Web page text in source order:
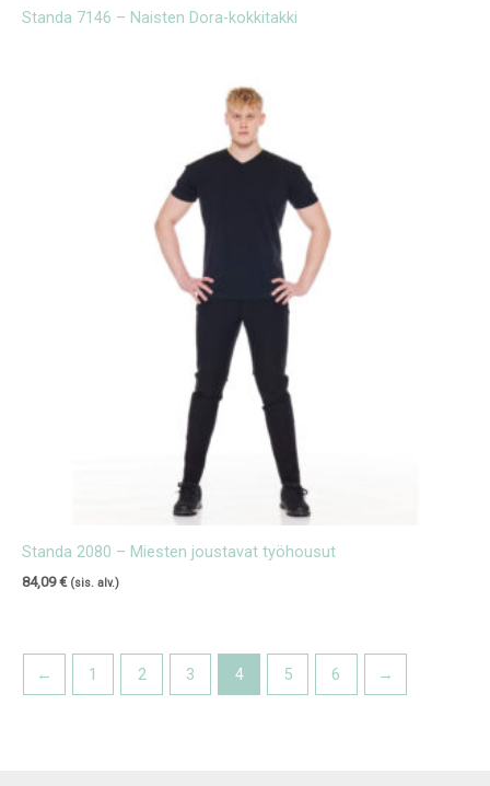
Standa 7146 – Naisten Dora-kokkitakki
Standa 2080 – Miesten joustavat työhousut
84,09€ (sis. alv.)
← 1 2 3 4 5 6 →